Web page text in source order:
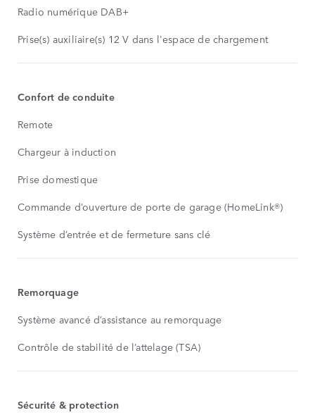
Radio numérique DAB+
Prise(s) auxiliaire(s) 12 V dans l'espace de chargement
Confort de conduite
Remote
Chargeur à induction
Prise domestique
Commande d’ouverture de porte de garage (HomeLink®)
Système d’entrée et de fermeture sans clé
Remorquage
Système avancé d’assistance au remorquage
Contrôle de stabilité de l’attelage (TSA)
Sécurité & protection